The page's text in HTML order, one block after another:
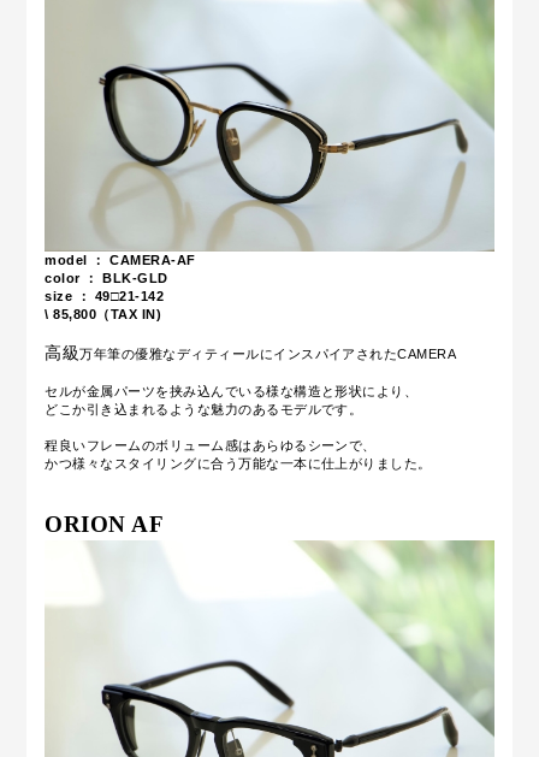
model ： CAMERA-AF
color ： BLK-GLD
size ： 49□21-142
\ 85,800（TAX IN)
高級万年筆の優雅なディティールにインスパイアされたCAMERA
セルが金属パーツを挟み込んでいる様な構造と形状により、
どこか引き込まれるような魅力のあるモデルです。
程良いフレームのボリューム感は あらゆるシーンで、
かつ様々なスタイリングに合う万能な一本に仕上がりました。
ORION AF